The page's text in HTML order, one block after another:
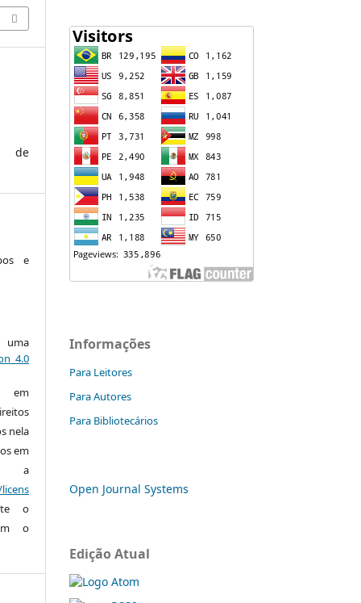
de
e
uma
4.0
em
nela
em
a
o
o
Informações
Para Leitores
Para Autores
Para Bibliotecários
Open Journal Systems
Edição Atual